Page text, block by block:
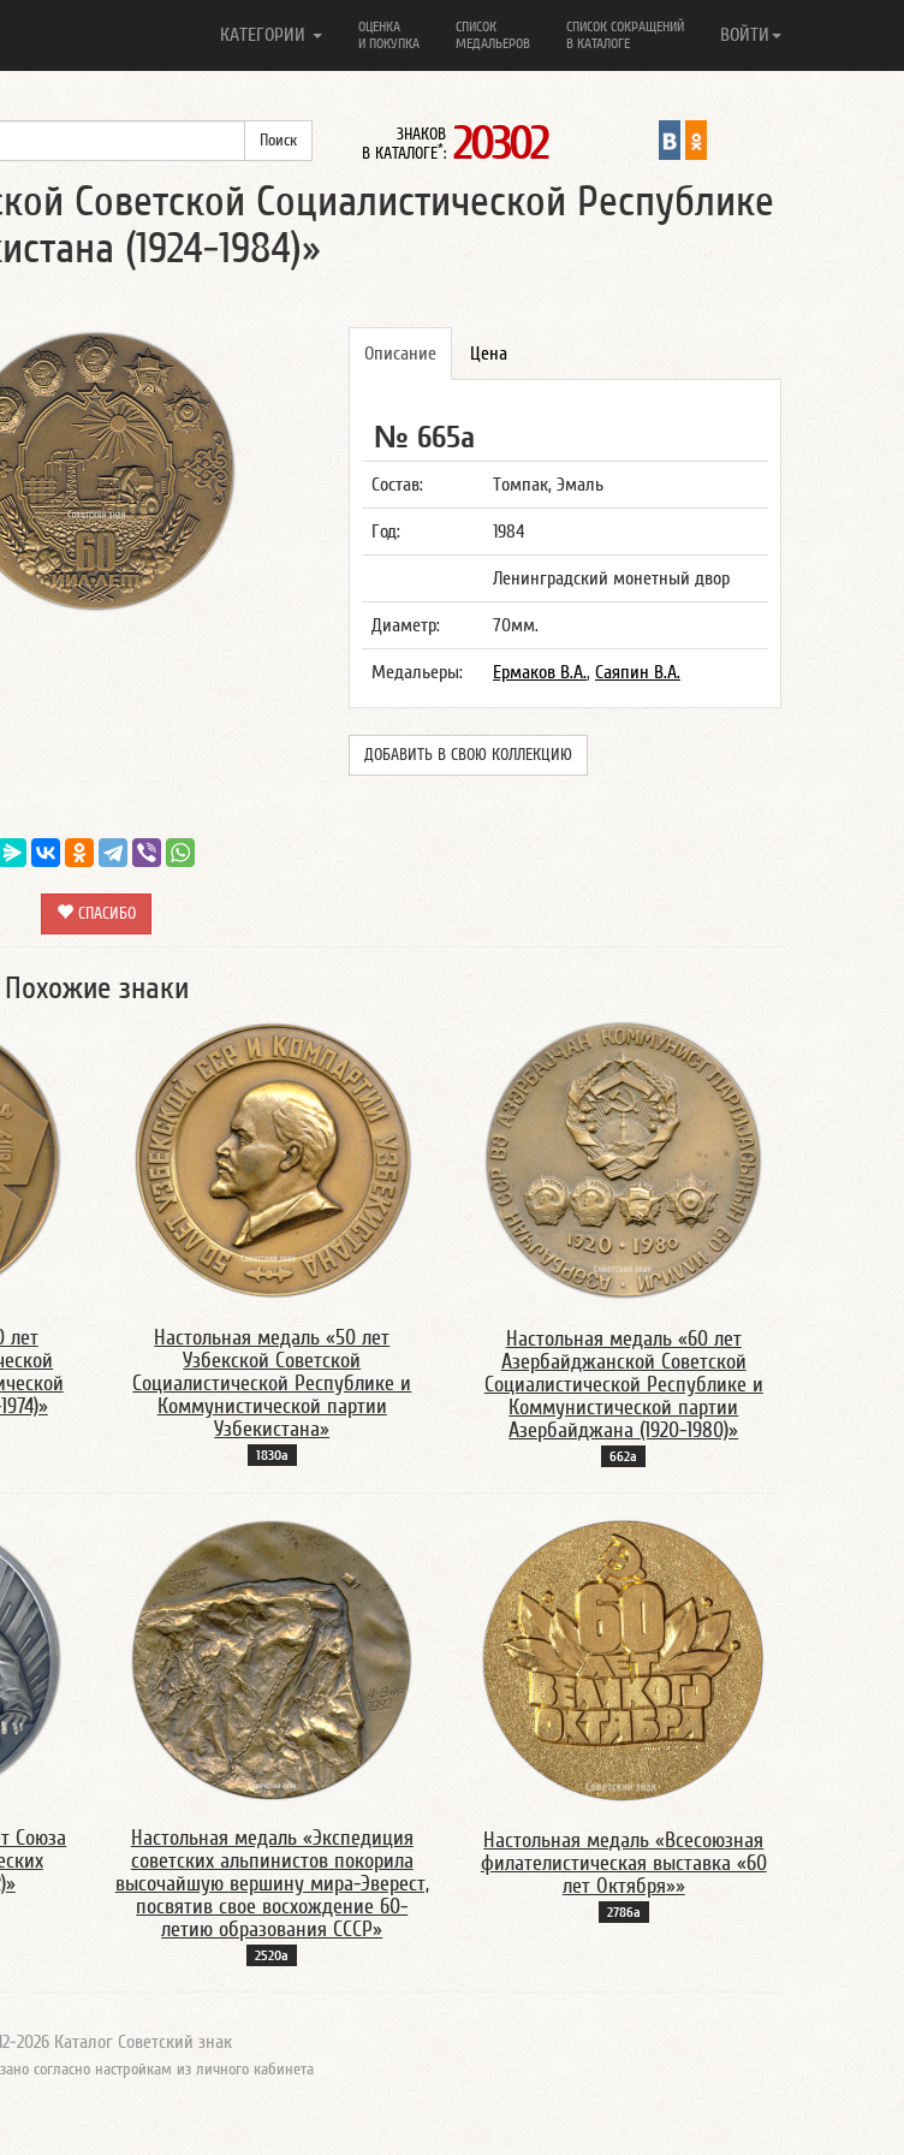
КАТЕГОРИИ
ОЦЕНКА
И ПОКУПКА
СПИСОК
МЕДАЛЬЕРОВ
СПИСОК СОКРАЩЕНИЙ
В КАТАЛОГЕ
ВОЙТИ
ЗНАКОВ
В КАТАЛОГЕ*: 20302
Советской Социалистической Республике
(1924-1984)»
Описание Цена
№ 665а
Состав: Томпак, Эмаль
Год: 1984
Ленинградский монетный двор
Диаметр: 70мм.
Медальеры: Ермаков В.А., Саяпин В.А.
ДОБАВИТЬ В СВОЮ КОЛЛЕКЦИЮ
СПАСИБО
Похожие знаки
лет
Настольная медаль «50 лет
Узбекской Советской
Социалистической Республике и
Коммунистической партии
Узбекистана»
1830а
Настольная медаль «60 лет
Азербайджанской Советской
Социалистической Республике и
Коммунистической партии
Азербайджана (1920-1980)»
662а
Союза
Настольная медаль «Экспедиция
советских альпинистов покорила
высочайшую вершину мира-Эверест,
посвятив свое восхождение 60-
летию образования СССР»
2520а
Настольная медаль «Всесоюзная
филателистическая выставка «60
лет Октября»»
2786а
2026 Каталог Советский знак
согласно настройкам из личного кабинета